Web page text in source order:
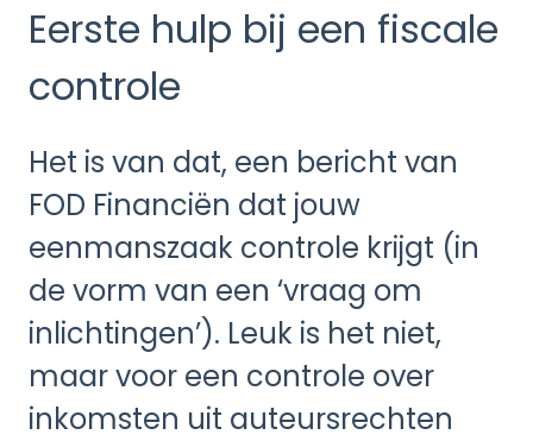
Eerste hulp bij een fiscale
controle
Het is van dat, een bericht van
FOD Financiën dat jouw
eenmanszaak controle krijgt (in
de vorm van een ‘vraag om
inlichtingen’). Leuk is het niet,
maar voor een controle over
inkomsten uit auteursrechten